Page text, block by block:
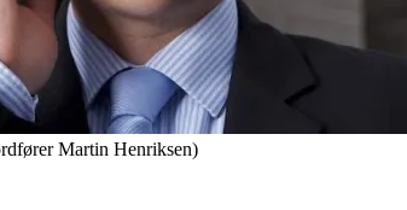
Martin Henriksen)